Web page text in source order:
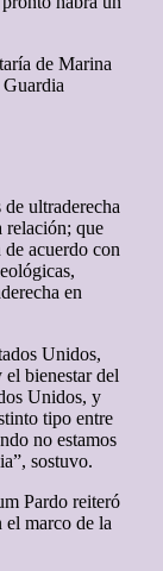
de Marina
ultraderecha
relación; que
acuerdo con
en
Unidos,
bienestar del
Unidos, y
tipo entre
no estamos
sostuvo.
Pardo reiteró
el marco de la